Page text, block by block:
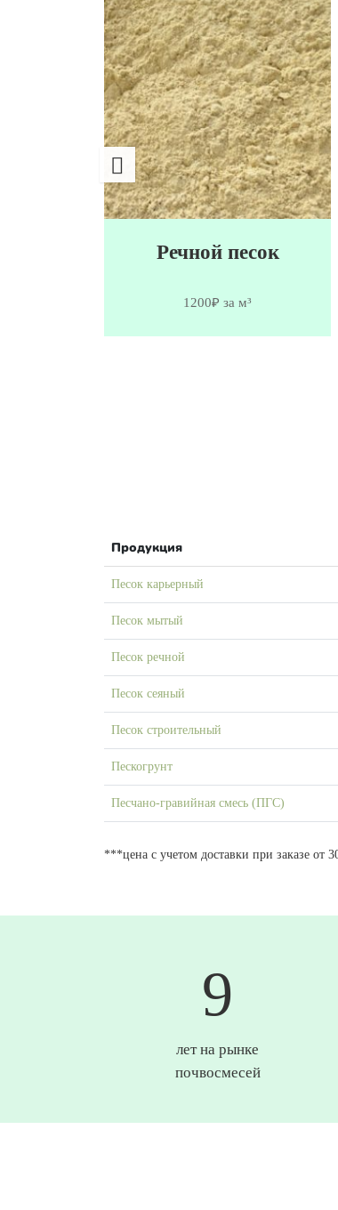
Речной песок
1200₽ за м³
Продукция
Песок карьерный
Песок мытый
Песок речной
Песок сеяный
Песок строительный
Пескогрунт
Песчано-гравийная смесь (ПГС)
***цена с учетом доставки при заказе от
10
лет на рынке
почвосмесей